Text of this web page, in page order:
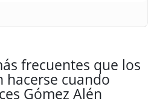
frecuentes que los
hacerse cuando
Gómez Alén